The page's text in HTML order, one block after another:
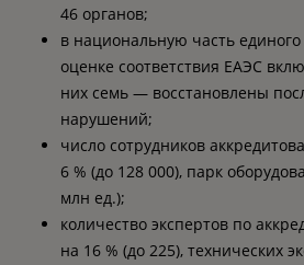
46 органов;
в национальную часть
оценке соответствия ЕАЭС
них семь — восстановлены
нарушений;
число сотрудников
6 % (до 128 000), парк
млн ед.);
количество экспертов по
на 16 % (до 225), технических